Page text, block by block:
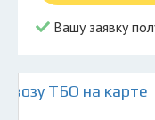
Вашу заявку
ТБО на карте